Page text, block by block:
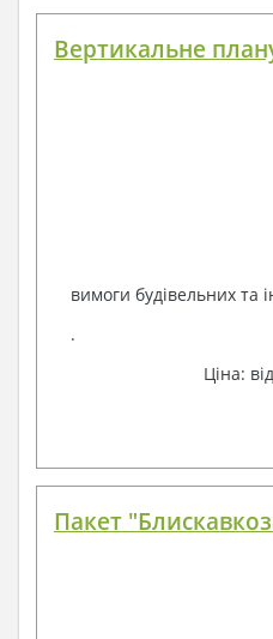
Вертикальне
вимоги будівельних та
.
Ціна: від
Пакет